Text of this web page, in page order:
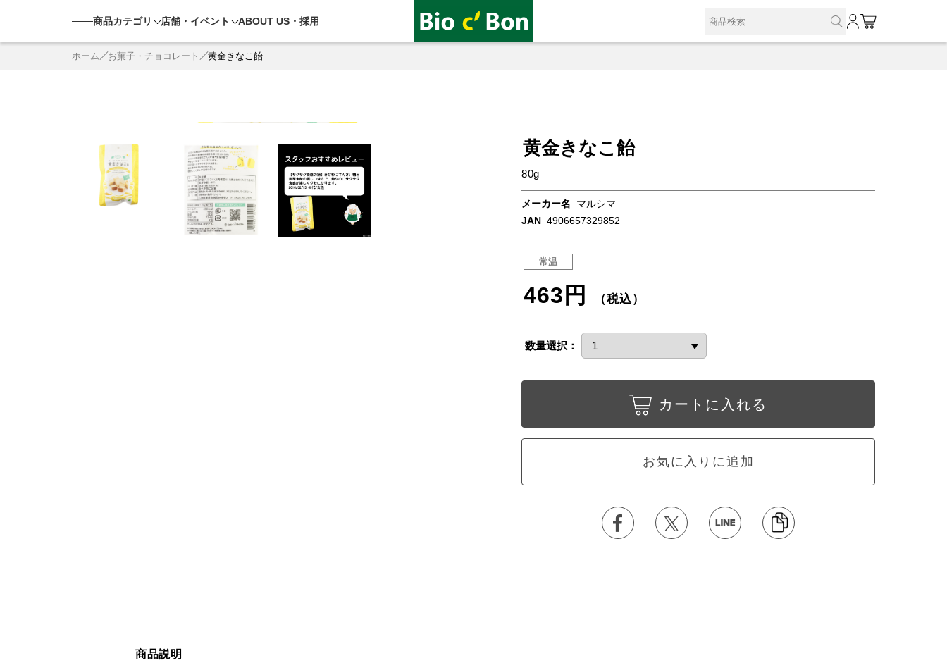
商品カテゴリ 店舗・ イベント ABOUT US・ 採用
ホーム お菓子・チョコレート 黄金きなこ飴
黄金きなこ飴
80g
メーカー名
マルシマ
JAN 4906657329852
常温
463円 （税込）
数量選択：
カートに入れる
お気に入りに追加
商品説明